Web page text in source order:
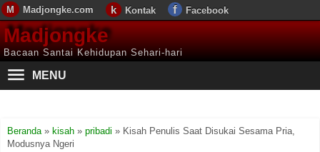
Madjongke.com Kontak Facebook
Madjongke
Bacaan Santai Kehidupan Sehari-hari
MENU
Beranda» kisah » pribadi » Kisah Penulis Saat Disukai Sesama Pria,
Modusnya Ngeri